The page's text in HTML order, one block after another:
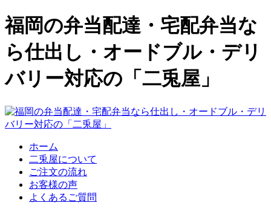
福岡の弁当配達・宅配弁当な
ら仕出し・オードブル・デリ
バリー対応の「二兎屋」
ホーム
二兎屋について
ご注文の流れ
お客様の声
よくあるご質問